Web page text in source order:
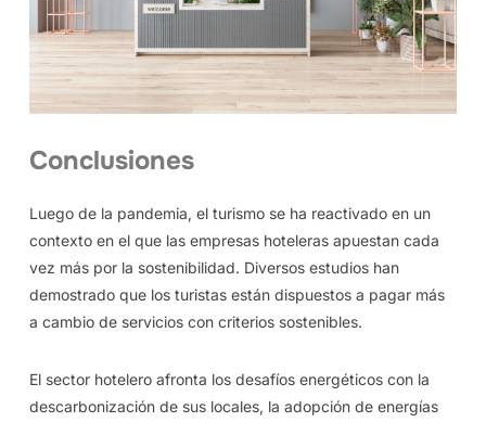
Conclusiones
Luego de la pandemia, el turismo se ha reactivado en un
contexto en el que las empresas hoteleras apuestan cada
vez más por la sostenibilidad. Diversos estudios han
demostrado que los turistas están dispuestos a pagar más
a cambio de servicios con criterios sostenibles.
El sector hotelero afronta los desafíos energéticos con la
descarbonización de sus locales, la adopción de energías